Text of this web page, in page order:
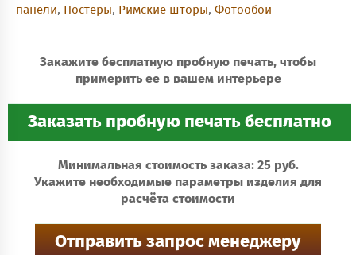
панели, Постеры, Римские шторы, Фотообои
Закажите бесплатную пробную печать, чтобы
примерить ее в вашем интерьере
Минимальная стоимость заказа: 25 руб.
Укажите необходимые параметры изделия для
расчёта стоимости